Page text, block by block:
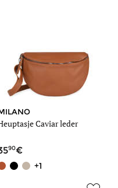
Caviar leder
90
+1